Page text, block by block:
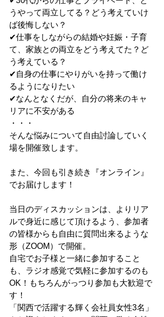
うやって両立してる？どう考えていけ
ば後悔しない？
✔︎仕事をしながらの結婚や妊娠・子育
て、家族との両立をどう考えてた？ど
う考えている？
✔︎自身の仕事にやりがいを持って働け
るようになりたい
✔︎なんとなくだが、自分の将来のキャ
リアに不安がある
・・・
そんな悩みについて自由討論していく
場を開催致します。
また、今回も引き続き『オンライン』
でお届けします！
当日のディスカッションは、よりリア
ルで身近に感じて頂けるよう、参加者
の皆様からも自由に質問出来るような
形（ZOOM）で開催。
自宅でお子様と一緒に参加すること
も、ラジオ感覚で気軽に参加するのも
OK！もちろんがっつり参加も大歓迎で
す！
「関西で活躍する輝く会社員女性3名」